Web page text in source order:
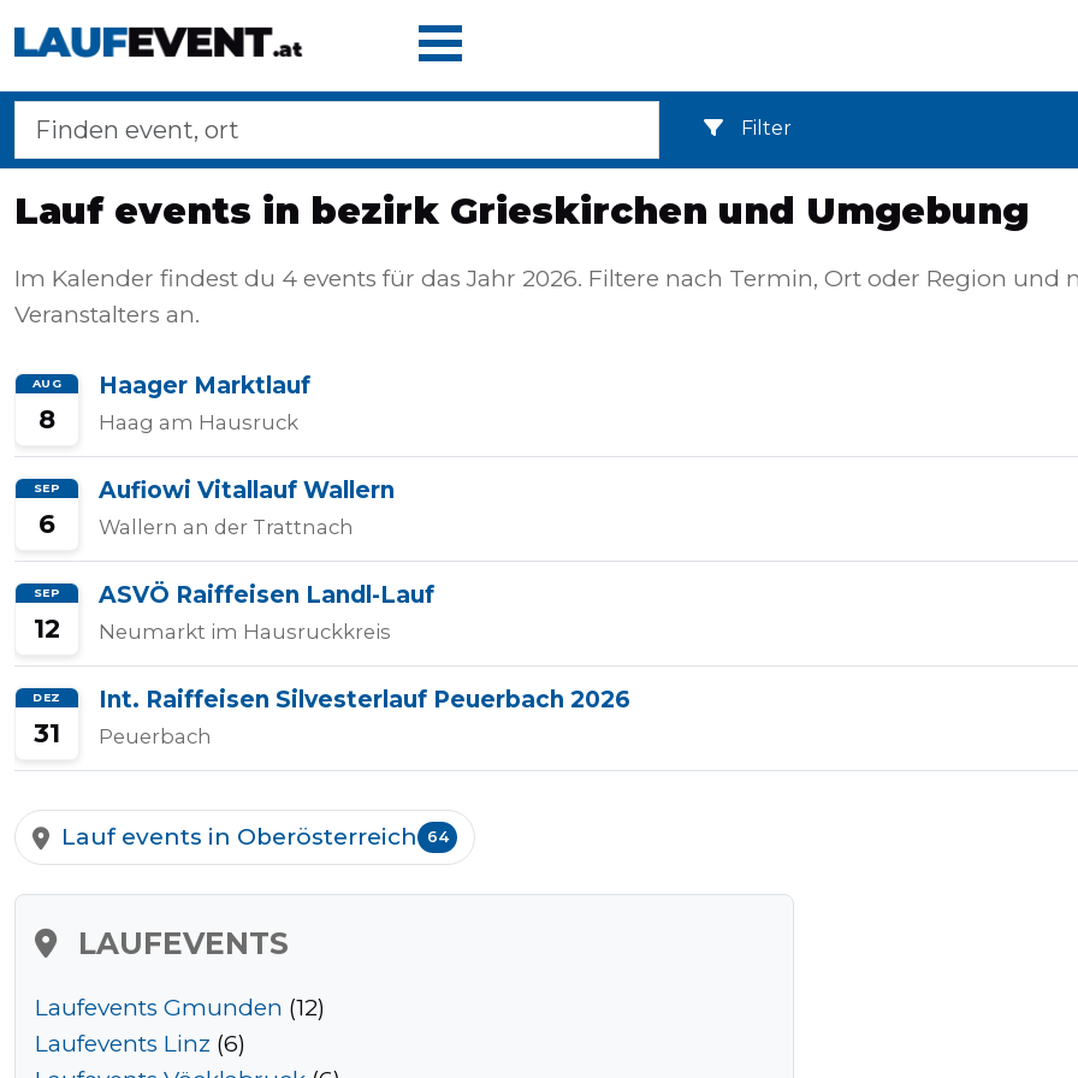
Home
Marathons
Halbmarathons
OCR
Wien
Läufe
Filter
Lauf events in bezirk Grieskirchen und Umgebung
Im Kalender findest du 4 events für das Jahr 2026. Filtere nach Termin, Ort oder Region und
Veranstalters an.
AUG
8
Haager Marktlauf
Haag am Hausruck
SEP
6
Aufiowi Vitallauf Wallern
Wallern an der Trattnach
SEP
12
ASVÖ Raiffeisen Landl-Lauf
Neumarkt im Hausruckkreis
DEZ
31
Int. Raiffeisen Silvesterlauf Peuerbach 2026
Peuerbach
Lauf events in Oberösterreich 64
LAUFEVENTS
Laufevents Gmunden (12)
Laufevents Linz (6)